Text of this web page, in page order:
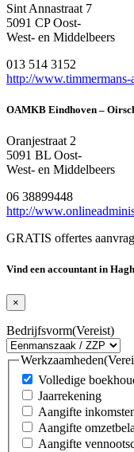
Sint Annastraat 7
5091 CP Oost-
West- en Middelbeers
013 514 3152
http://www.timmermans-
OAMKB Eindhoven –
Oranjestraat 2
5091 BL Oost-
West- en Middelbeers
06 38899448
http://
GRATIS offertes
Vind een accountant in
×
Bedrijfsvorm(Vereist)
Werkzaamheden
Volledige
Jaarrekening
Aangifte
Aangifte
Aangifte